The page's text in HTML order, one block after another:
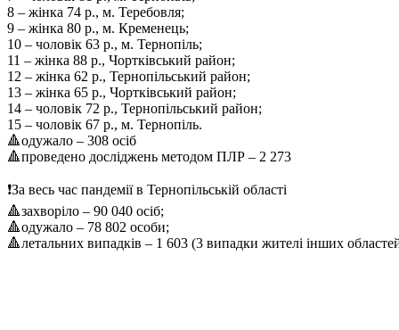
8 – жінка 74 р., м. Теребовля;
9 – жінка 80 р., м. Кременець;
10 – чоловік 63 р., м. Тернопіль;
11 – жінка 88 р., Чортківський район;
12 – жінка 62 р., Тернопільський район;
13 – жінка 65 р., Чортківський район;
14 – чоловік 72 р., Тернопільський район;
15 – чоловік 67 р., м. Тернопіль.
🔺одужало – 308 осіб
🔺проведено досліджень методом ПЛР – 2 273
❗️За весь час пандемії в Тернопільській області
🔺захворіло – 90 040 осіб;
🔺одужало – 78 802 особи;
🔺летальних випадків – 1 603 (3 випадки жителі інших